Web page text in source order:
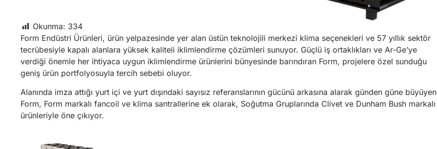
Okunma: 334
Form Endüstri Ürünleri, ürün yelpazesinde yer alan üstün teknolojili merkezi klima seçenekleri ve 57 yıllık sektör
tecrübesiyle kapalı alanlara yüksek kaliteli iklimlendirme çözümleri sunuyor. Güçlü iş ortaklıkları ve Ar-Ge’ye
verdiği önemle her ihtiyaca uygun iklimlendirme ürünlerini bünyesinde barındıran Form, projelere özel sunduğu
geniş ürün portfolyosuyla tercih sebebi oluyor.
Alanında imza attığı yurt içi ve yurt dışındaki sayısız referanslarının gücünü arkasına alarak günden güne büyüyen
Form, Form markalı fancoil ve klima santrallerine ek olarak, Soğutma Gruplarında Clivet ve Dunham Bush markalı
ürünleriyle öne çıkıyor.